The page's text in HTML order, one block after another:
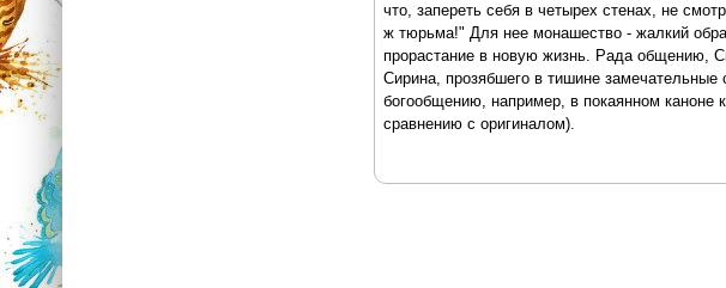
что, запереть себя в четырех стенах, не
ж тюрьма!" Для нее монашество - жалкий
прорастание в новую жизнь. Рада общению,
Сирина, прозябшего в тишине
богообщению, например, в покаянном каноне
сравнению с оригиналом).